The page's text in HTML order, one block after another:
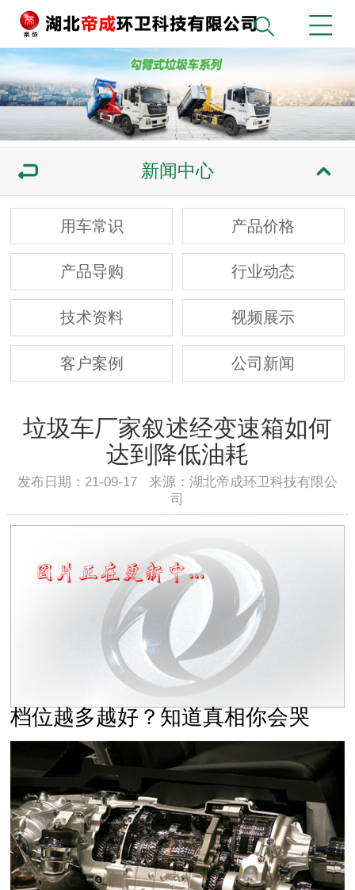
新闻中心
用车常识 产品价格
产品导购 行业动态
技术资料 视频展示
客户案例 公司新闻
垃圾车厂家叙述经变速箱如何
达到降低油耗
发布日期：21-09-17 来源：湖北帝成环卫科技有限公
司
档位越多越好？知道真相你会哭